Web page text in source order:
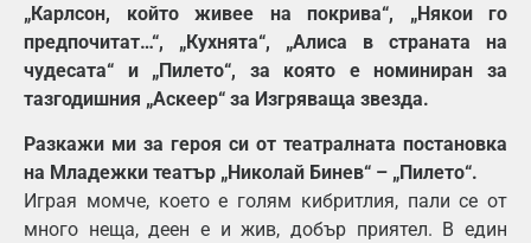
„Карлсон, който живее на покрива“, „Някои го
предпочитат…“, „Кухнята“, „Алиса в страната на
чудесата“ и „Пилето“, за която е номиниран за
тазгодишния „Аскеер“ за Изгряваща звезда.
Разкажи ми за героя си от театралната постановка
на Младежки театър „Николай Бинев“ – „Пилето“.
Играя момче, което е голям кибритлия, пали се от
много неща, деен е и жив, добър приятел. В един